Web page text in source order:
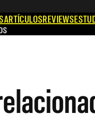
ARTÍCULOSREVIEWS